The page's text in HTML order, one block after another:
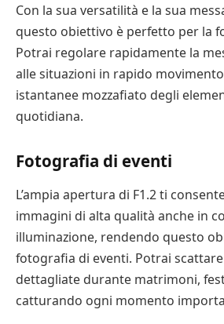
Con la sua versatilità e la sua
questo obiettivo è perfetto per la
Potrai regolare rapidamente la
alle situazioni in rapido
istantanee mozzafiato degli
quotidiana.
Fotografia di eventi
L’ampia apertura di F1.2 ti
immagini di alta qualità anche in
illuminazione, rendendo questo
fotografia di eventi. Potrai
dettagliate durante matrimoni,
catturando ogni momento